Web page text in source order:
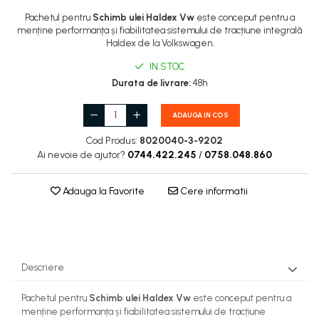
Pachetul pentru Schimb ulei Haldex Vweste conceput pentru a
menține performanța și fiabilitatea sistemului de tracțiune integrală
Haldex de la Volkswagen.
IN STOC
Durata de livrare: 48h
ADAUGA IN COS
Cod Produs: 8020040-3-9202
Ai nevoie de ajutor? 0744.422.245 / 0758.048.860
Adauga la Favorite Cere informatii
Descriere
Pachetul pentru Schimb ulei Haldex Vw este conceput pentru a
menține performanța și fiabilitatea sistemului de tracțiune